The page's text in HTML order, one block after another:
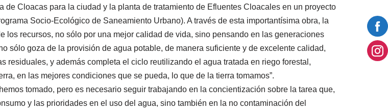
Cloacas para la ciudad y la planta de tratamiento de Efluentes Cloacales en un proyecto
Socio-Ecológico de Saneamiento Urbano). A través de esta importantísima obra, la
recursos, no sólo por una mejor calidad de vida, sino pensando en las generaciones
sólo goza de la provisión de agua potable, de manera suficiente y de excelente calidad,
residuales, y además completa el ciclo reutilizando el agua tratada en riego forestal,
en las mejores condiciones que se pueda, lo que de la tierra tomamos”.
tomado, pero es necesario seguir trabajando en la concientización sobre la tarea que,
y las prioridades en el uso del agua, sino también en la no contaminación del